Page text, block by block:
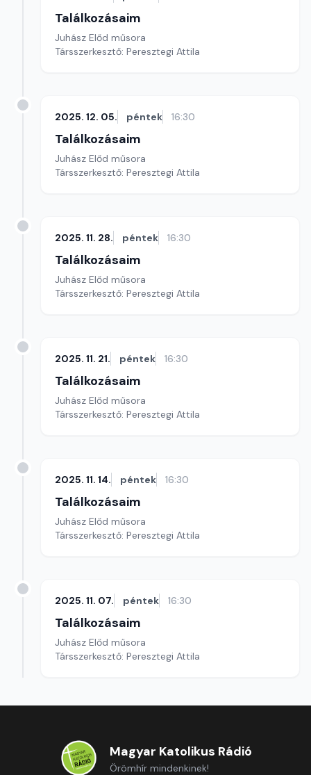
Találkozásaim
Juhász Előd műsora
Társszerkesztő: Peresztegi Attila
2025. 12. 05. péntek 16:30
Találkozásaim
Juhász Előd műsora
Társszerkesztő: Peresztegi Attila
2025. 11. 28. péntek 16:30
Találkozásaim
Juhász Előd műsora
Társszerkesztő: Peresztegi Attila
2025. 11. 21. péntek 16:30
Találkozásaim
Juhász Előd műsora
Társszerkesztő: Peresztegi Attila
2025. 11. 14. péntek 16:30
Találkozásaim
Juhász Előd műsora
Társszerkesztő: Peresztegi Attila
2025. 11. 07. péntek 16:30
Találkozásaim
Juhász Előd műsora
Társszerkesztő: Peresztegi Attila
Magyar Katolikus Rádió
Örömhír mindenkinek!